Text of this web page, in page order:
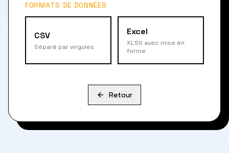
FORMATS DE DONNÉES
CSV
Séparé par virgules
Excel
XLSX avec mise en
forme
Retour